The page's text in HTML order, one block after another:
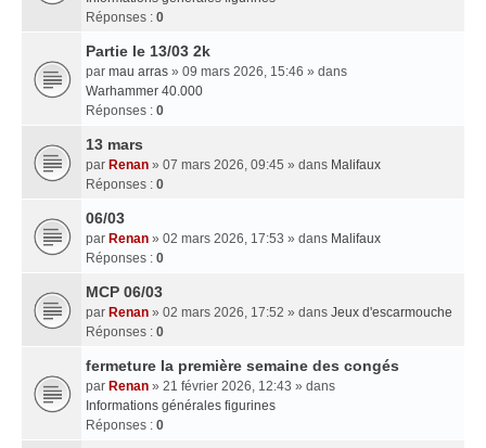
Réponses : 0
Partie le 13/03 2k
par mau arras » 09 mars 2026, 15:46 » dans
Warhammer 40.000
Réponses : 0
13 mars
par Renan » 07 mars 2026, 09:45 » dans Malifaux
Réponses : 0
06/03
par Renan » 02 mars 2026, 17:53 » dans Malifaux
Réponses : 0
MCP 06/03
par Renan » 02 mars 2026, 17:52 » dans Jeux d'escarmouche
Réponses : 0
fermeture la première semaine des congés
par Renan » 21 février 2026, 12:43 » dans
Informations générales figurines
Réponses : 0